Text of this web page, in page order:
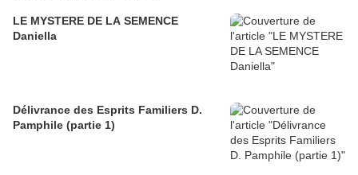
LE MYSTERE DE LA SEMENCE
Daniella
Délivrance des Esprits Familiers D.
Pamphile (partie 1)